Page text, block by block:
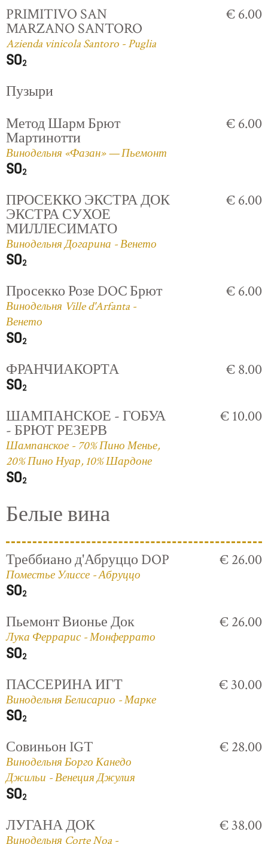
PRIMITIVO SAN
MARZANO SANTORO
Azienda vinicola Santoro - Puglia
€ 6.00
Пузыри
Метод Шарм Брют
Мартинотти
Винодельня «Фазан» — Пьемонт
€ 6.00
ПРОСЕККО ЭКСТРА ДОК
ЭКСТРА СУХОЕ
МИЛЛЕСИМАТО
Винодельня Догарина - Венето
€ 6.00
Просекко Розе DOC Брют
Винодельня Ville d'Arfanta -
Венето
€ 6.00
ФРАНЧИАКОРТА € 8.00
ШАМПАНСКОЕ - ГОБУА
- БРЮТ РЕЗЕРВ
Шампанское - 70% Пино Менье,
20% Пино Нуар, 10% Шардоне
€ 10.00
Белые вина
Треббиано д'Абруццо DOP
Поместье Улиссе - Абруццо
€ 26.00
Пьемонт Вионье Док
Лука Феррарис - Монферрато
€ 26.00
ПАССЕРИНА ИГТ
Винодельня Белисарио - Марке
€ 30.00
Совиньон IGT
Винодельня Борго Канедо
Джильи - Венеция Джулия
€ 28.00
ЛУГАНА ДОК
Винодельня Corte Noa -
€ 38.00